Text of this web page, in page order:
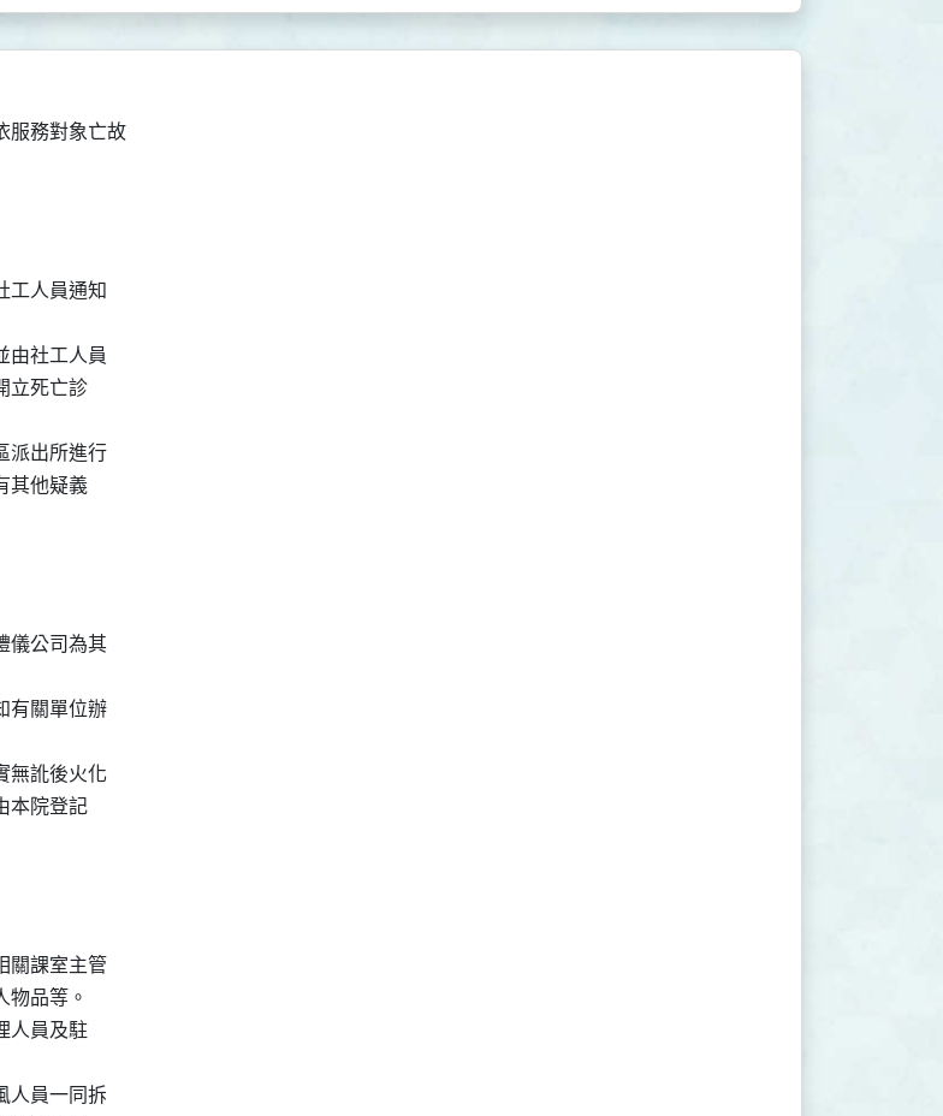
服務對象亡故
工人員通知
由社工人員
立死亡診
派出所進行
其他疑義
儀公司為其
有關單位辦
無訛後火化
本院登記
關課室主管
物品等。
人員及駐
人員一同拆